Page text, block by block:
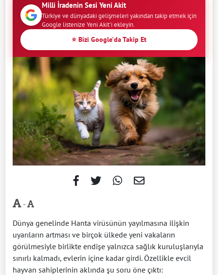
Milli İradenin Sesi Yeni Akit
Türkiye ve dünyadaki gelişmeleri yakından takip etmek için
Google listenize Yeni Akit'i ekleyin.
⭐ Bizi Google'da Takip Et
-
Dünya genelinde Hanta virüsünün yayılmasına ilişkin
uyarıların artması ve birçok ülkede yeni vakaların
görülmesiyle birlikte endişe yalnızca sağlık kuruluşlarıyla
sınırlı kalmadı, evlerin içine kadar girdi. Özellikle evcil
hayvan sahiplerinin aklında şu soru öne çıktı: